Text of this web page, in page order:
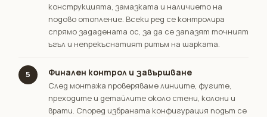
конструкцията, замазката и наличието на
подово отопление. Всеки ред се контролира
спрямо зададената ос, за да се запазят точният
ъгъл и непрекъснатият ритъм на шарката.
5 Финален контрол и завършване
След монтажа проверяваме линиите, фугите,
преходите и детайлите около стени, колони и
врати. Според избраната конфигурация подът се